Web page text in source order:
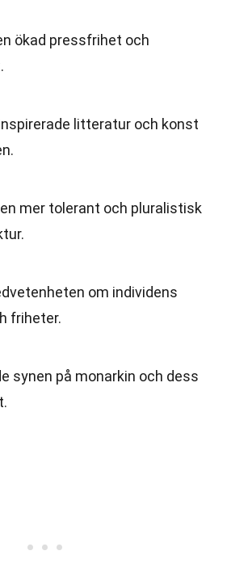
ökad pressfrihet och
litteratur och konst
mer tolerant och pluralistisk
om individens
friheter.
synen på monarkin och dess